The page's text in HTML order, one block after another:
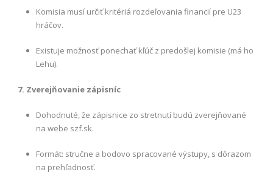
Komisia musí určiť kritériá rozdeľovania financií pre U23
hráčov.
Existuje možnosť ponechať kľúč z predošlej komisie (má ho
Lehu).
7. Zverejňovanie zápisníc
Dohodnuté, že zápisnice zo stretnutí budú zverejňované
na webe szf.sk.
Formát: stručne a bodovo spracované výstupy, s dôrazom
na prehľadnosť.